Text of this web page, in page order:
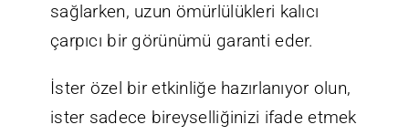
sağlarken, uzun ömürlülükleri kalıcı
çarpıcı bir görünümü garanti eder.
İster özel bir etkinliğe hazırlanıyor olun,
ister sadece bireyselliğinizi ifade etmek